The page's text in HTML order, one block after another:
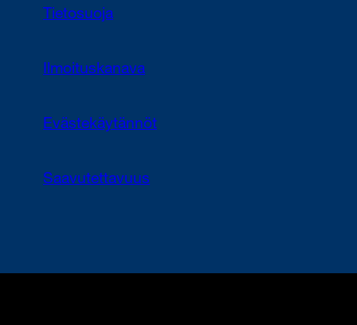
Tietosuoja
Ilmoituskanava
Evästekäytännöt
Saavutettavuus